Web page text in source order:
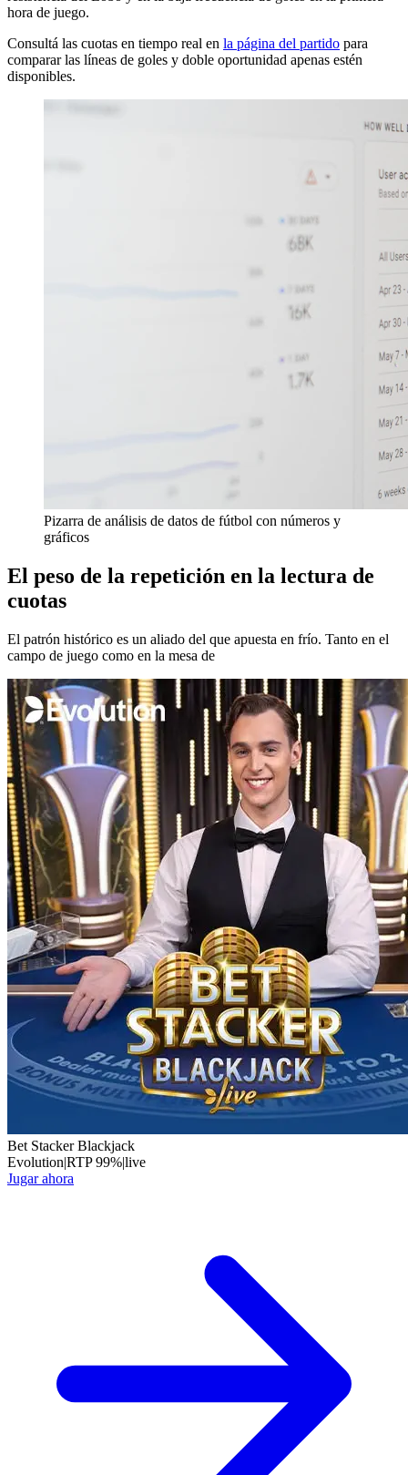
hora de juego.
Consultá las cuotas en tiempo real en la página del partido para
comparar las líneas de goles y doble oportunidad apenas estén
disponibles.
Pizarra de análisis de datos de fútbol con números y
gráficos
El peso de la repetición en la lectura de
cuotas
El patrón histórico es un aliado del que apuesta en frío. Tanto en el
campo de juego como en la mesa de
Bet Stacker Blackjack
Evolution|RTP99%|live
Jugar ahora